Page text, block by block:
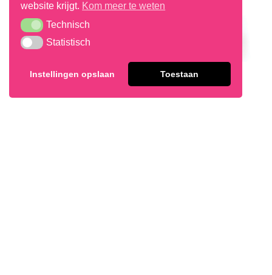
Vanille Citroen Muffin
website krijgt. Kom meer te weten
TechnischTechnisch
StatistischStatistisch
Instellingen opslaan Toestaan